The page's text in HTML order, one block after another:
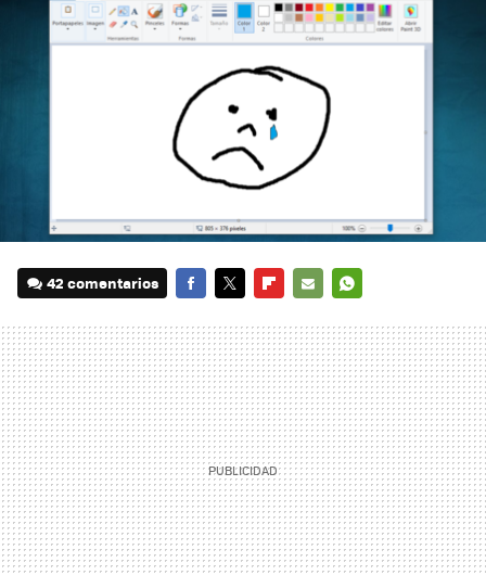
42 comentarios
MAIL